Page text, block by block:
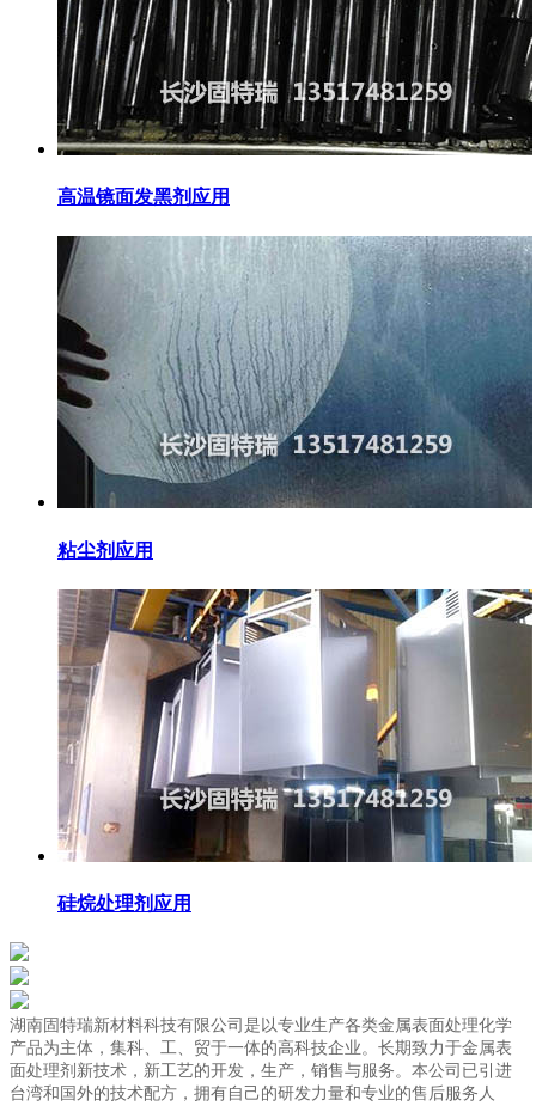
高温镜面发黑剂应用
粘尘剂应用
硅烷处理剂应用
湖南固特瑞新材料科技有限公司是以专业生产各类金属表面处理化学
产品为主体，集科、工、贸于一体的高科技企业。长期致力于金属表
面处理剂新技术，新工艺的开发，生产，销售与服务。本公司已引进
台湾和国外的技术配方，拥有自己的研发力量和专业的售后服务人